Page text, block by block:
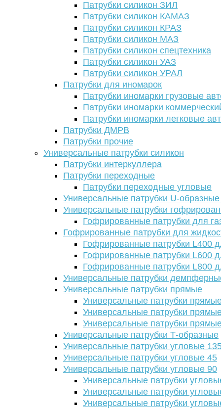
Патрубки силикон ЗИЛ
Патрубки силикон КАМАЗ
Патрубки силикон КРАЗ
Патрубки силикон МАЗ
Патрубки силикон спецтехника
Патрубки силикон УАЗ
Патрубки силикон УРАЛ
Патрубки для иномарок
Патрубки иномарки грузовые
Патрубки иномарки
Патрубки иномарки легковые
Патрубки ДМРВ
Патрубки прочие
Универсальные патрубки силикон
Патрубки интеркуллера
Патрубки переходные
Патрубки переходные угловые
Универсальные патрубки U-
Универсальные патрубки
Гофрированные патрубки для
Гофрированные патрубки для
Гофрированные патрубки L400
Гофрированные патрубки L600
Гофрированные патрубки L800
Универсальные патрубки
Универсальные патрубки прямые
Универсальные патрубки
Универсальные патрубки
Универсальные патрубки
Универсальные патрубки Т-образные
Универсальные патрубки угловые
Универсальные патрубки угловые 45
Универсальные патрубки угловые 90
Универсальные патрубки
Универсальные патрубки
Универсальные патрубки